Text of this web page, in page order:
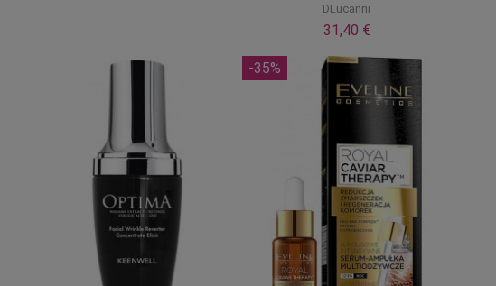
DLucanni
31,40 €
-35%